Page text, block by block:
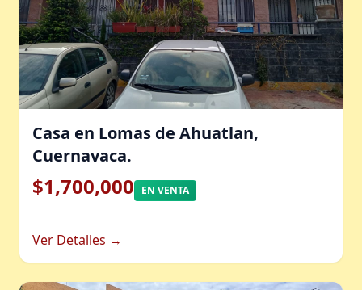
Casa en Lomas de Ahuatlan,
Cuernavaca.
$1,700,000 EN VENTA
Ver Detalles →